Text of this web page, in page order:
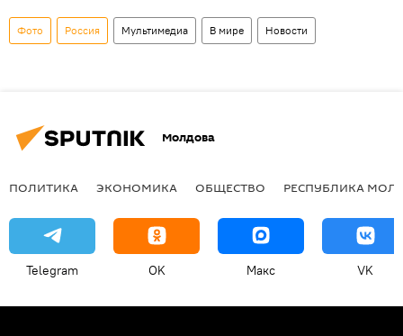
Фото Россия Мультимедиа В мире Новости
Молдова
ПОЛИТИКА ЭКОНОМИКА ОБЩЕСТВО РЕСПУБЛИКА
Telegram OK Макс VK